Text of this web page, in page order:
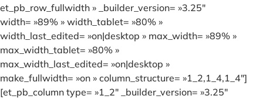
et_pb_row_fullwidth » _builder_version= »3.25″
width= »89% » width_tablet= »80% »
width_last_edited= »on|desktop » max_width= »89% »
max_width_tablet= »80% »
max_width_last_edited= »on|desktop »
make_fullwidth= »on » column_structure= »1_2,1_4,1_4″]
[et_pb_column type= »1_2″ _builder_version= »3.25″